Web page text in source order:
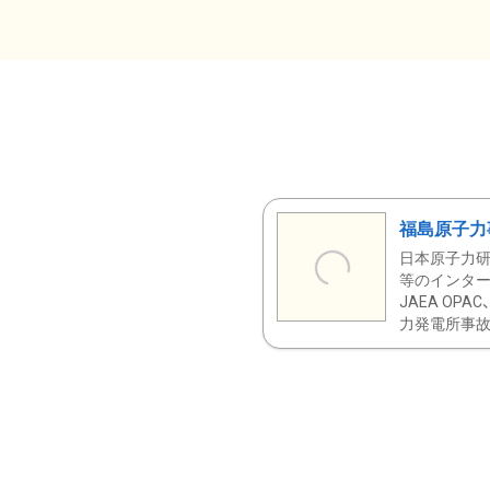
福島原子
日本原子力
等のインタ
JAEA OPAC
力発電所事